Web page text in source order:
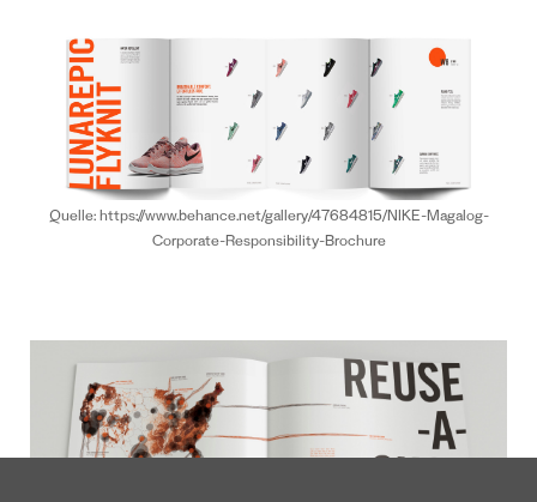
Quelle: https://www.behance.net/gallery/47684815/NIKE-Magalog-
Corporate-Responsibility-Brochure